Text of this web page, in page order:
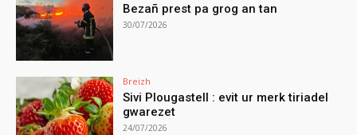
Bezañ prest pa grog an tan
30/07/2026
Breizh
Sivi Plougastell : evit ur merk tiriadel
gwarezet
24/07/2026